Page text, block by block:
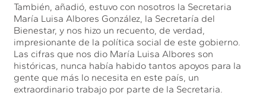
También, añadió, estuvo con nosotros la Secretaria
María Luisa Albores González, la Secretaría del
Bienestar, y nos hizo un recuento, de verdad,
impresionante de la política social de este gobierno.
Las cifras que nos dio María Luisa Albores son
históricas, nunca había habido tantos apoyos para la
gente que más lo necesita en este país, un
extraordinario trabajo por parte de la Secretaria.